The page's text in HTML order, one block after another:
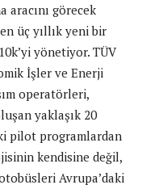
aracını görecek
üç yıllık yeni bir
yönetiyor. TÜV
İşler ve Enerji
operatörleri,
yaklaşık 20
pilot programlardan
kendisine değil,
Avrupa’daki